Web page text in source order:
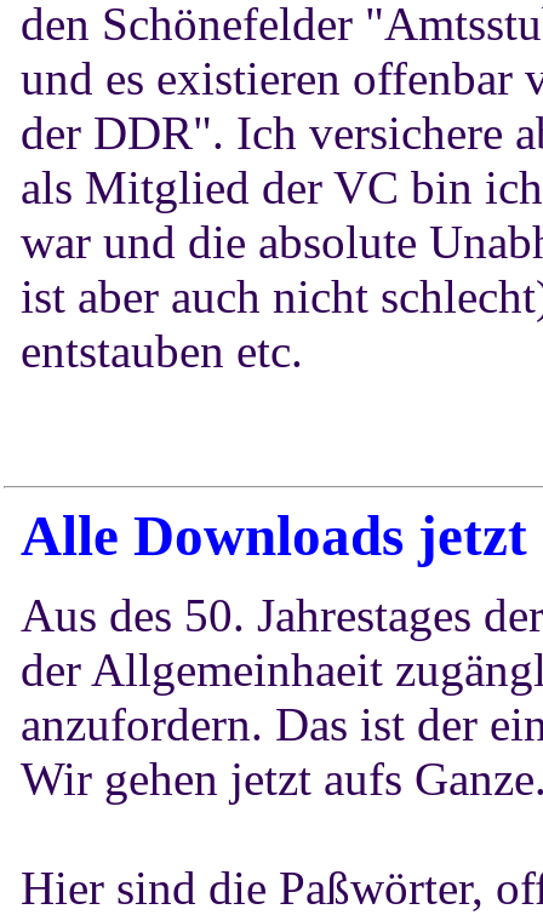
den Schönefelder
und es existieren offenbar
der DDR". Ich versichere
als Mitglied der VC bin
war und die absolute
ist aber auch nicht
entstauben etc.
Alle Downloads jetzt
Aus des 50. Jahrestages
der Allgemeinhaeit
anzufordern. Das ist der
Wir gehen jetzt aufs
Hier sind die Paßwörter,